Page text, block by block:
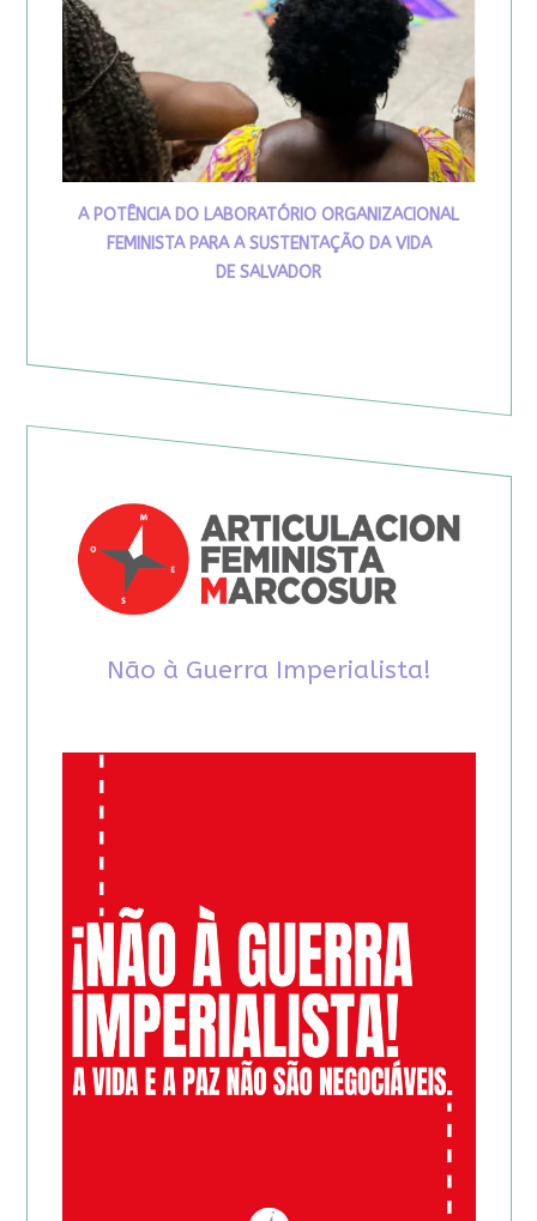
A POTÊNCIA DO LABORATÓRIO ORGANIZACIONAL
FEMINISTA PARA A SUSTENTAÇÃO DA VIDA
DE SALVADOR
Não à Guerra Imperialista!